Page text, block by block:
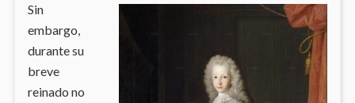
Sin
embargo,
durante su
breve
reinado no